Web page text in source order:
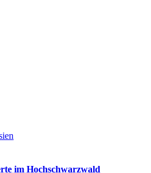
im Hochschwarzwald